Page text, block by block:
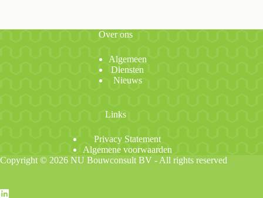
Over ons
Algemeen
Diensten
Nieuws
Links
Privacy Statement
Algemene voorwaarden
Copyright © 2026 NU Bouwconsult BV - All rights reserved